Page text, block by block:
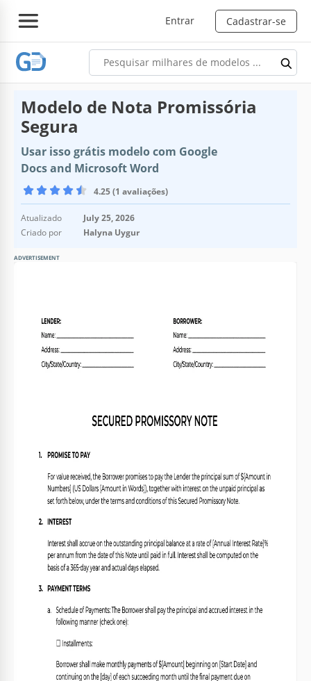
Entrar Cadastrar-se
Modelo de Nota Promissória
Segura
Usar isso grátis modelo com Google
Docs and Microsoft Word
4.25 (1 avaliações)
Atualizado
July 25, 2026
Criado por
Halyna Uygur
ADVERTISEMENT